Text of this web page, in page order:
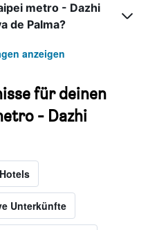
metro - Dazhi
de Palma?
anzeigen
für deinen
- Dazhi
Unterkünfte